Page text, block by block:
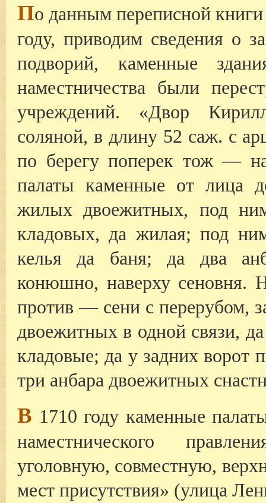
По данным переписной
году, приводим сведения о
подворий, каменные
наместничества были
учреждений. «Двор
соляной, в длину 52 саж. с
по берегу поперек тож —
палаты каменные от лица
жилых двоежитных, под
кладовых, да жилая; под
келья да баня; да два
конюшно, наверху сеновня.
против — сени с перерубом,
двоежитных в одной связи,
кладовые; да у задних ворот
три анбара двоежитных
В 1710 году каменные
наместнического
уголовную, совместную,
мест присутствия» (улица